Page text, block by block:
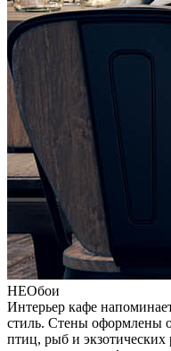
НЕОбои
Интерьер кафе
стиль. Стены оформлены
птиц, рыб и экзотических